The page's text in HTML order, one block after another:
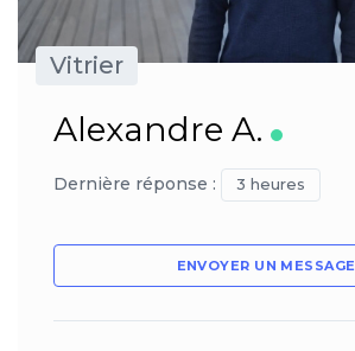
Vitrier
Alexandre A.
Dernière réponse : 3 heures
ENVOYER UN MESSAGE